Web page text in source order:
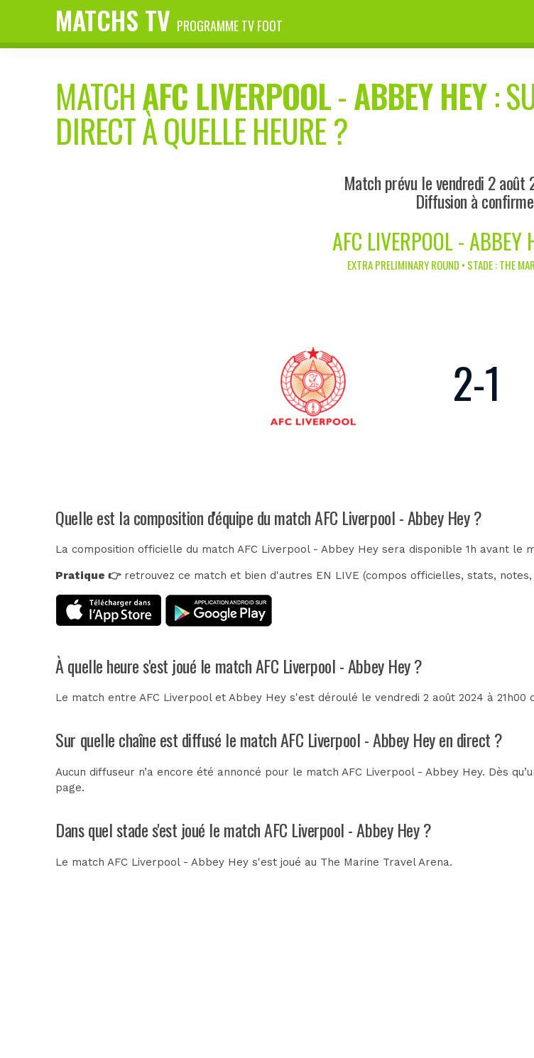
MATCHS TV PROGRAMME TV FOOT
MATCHAFC LIVERPOOL-ABBEY HEY:
DIRECT À QUELLE HEURE ?
Match prévu le vendredi 2 août
Diffusion à
AFC LIVERPOOL - ABBEY
EXTRA PRELIMINARY ROUND • STADE : THE
2-1
Quelle est la composition d'équipe du match AFC Liverpool - Abbey Hey ?
La composition officielle du match AFC Liverpool - Abbey Hey sera disponible 1h avant le
Pratique 👉retrouvez ce match et bien d'autres EN LIVE (compos officielles, stats, notes,
À quelle heure s'est joué le match AFC Liverpool - Abbey Hey ?
Le match entre AFC Liverpool et Abbey Hey s'est déroulé le vendredi 2 août 2024 à 21h00
Sur quelle chaîne est diffusé le match AFC Liverpool - Abbey Hey en direct ?
Aucun diffuseur n’a encore été annoncé pour le match AFC Liverpool - Abbey Hey. Dès
page.
Dans quel stade s'est joué le match AFC Liverpool - Abbey Hey ?
Le match AFC Liverpool - Abbey Hey s'est joué au The Marine Travel Arena.